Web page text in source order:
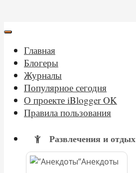
Главная
Блогеры
Журналы
Популярное сегодня
О проекте iBlogger OK
Правила пользования
Развлечения и отдых
Анекдоты